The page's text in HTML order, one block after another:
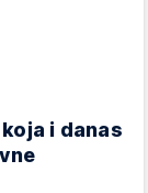
i danas